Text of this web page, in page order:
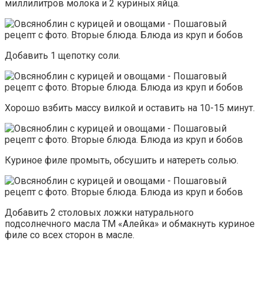
миллилитров молока и 2 куриных яйца.
Добавить 1 щепотку соли.
Хорошо взбить массу вилкой и оставить на 10-15 минут.
Куриное филе промыть, обсушить и натереть солью.
Добавить 2 столовых ложки натурального
подсолнечного масла ТМ «Алейка» и обмакнуть куриное
филе со всех сторон в масле.